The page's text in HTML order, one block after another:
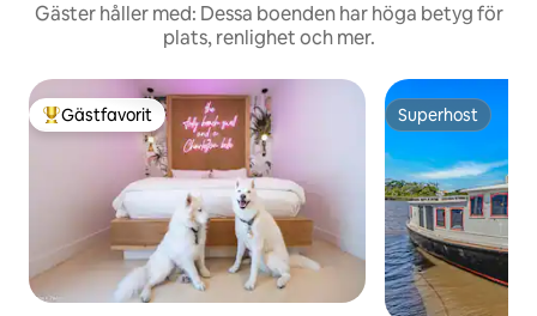
Gäster håller med: Dessa boenden har höga betyg för
plats, renlighet och mer.
Populär gästfavorit
Gästfavorit Superhost
Superhost